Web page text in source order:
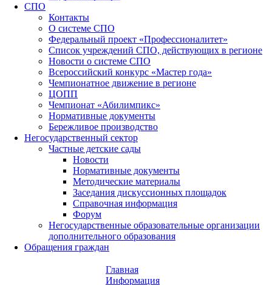
СПО
Контакты
О системе СПО
Федеральный проект «Профессионалитет»
Список учреждений СПО, действующих в регионе
Новости о системе СПО
Всероссийский конкурс «Мастер года»
Чемпионатное движение в регионе
ЦОПП
Чемпионат «Абилимпикс»
Нормативные документы
Бережливое производство
Негосударственный сектор
Частные детские сады
Новости
Нормативные документы
Методические материалы
Заседания дискуссионных площадок
Справочная информация
Форум
Негосударственные образовательные организации
дополнительного образования
Обращения граждан
Главная
Информация